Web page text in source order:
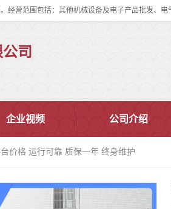
司
企业视频 公司介绍
价格 运行可靠 质保一年 终身维护